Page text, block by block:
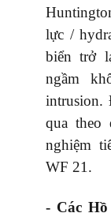
lực /
biển trở
ngầm
intrusion.
qua theo
nghiệm
WF 21.
- Các